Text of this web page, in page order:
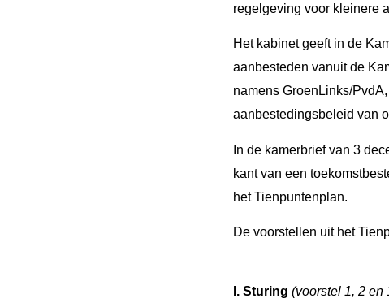
regelgeving voor kleinere
Het kabinet geeft in de
aanbesteden vanuit de
namens GroenLinks/
aanbestedingsbeleid van
In de kamerbrief van 3
kant van een
het Tienpuntenplan.
De voorstellen uit het
I. Sturing (voorstel 1, 2 en